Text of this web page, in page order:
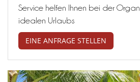
Service helfen Ihnen bei der
idealen Urlaubs
EINE ANFRAGE STELLEN